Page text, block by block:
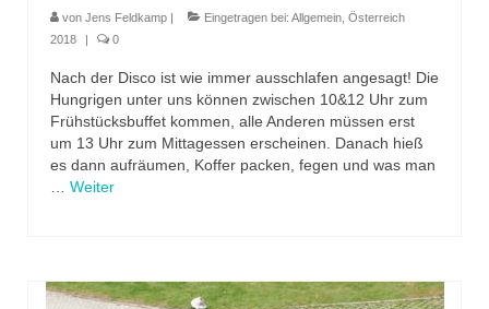
von Jens Feldkamp | Eingetragen bei: Allgemein Österreich
2018
| 0
Nach der Disco ist wie immer ausschlafen angesagt! Die
Hungrigen unter uns können zwischen 10&12 Uhr zum
Frühstücksbuffet kommen, alle Anderen müssen erst
um 13 Uhr zum Mittagessen erscheinen. Danach hieß
es dann aufräumen, Koffer packen, fegen und was man
Weiter